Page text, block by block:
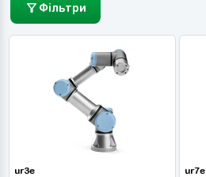
Фільтри
ur3e ur7e